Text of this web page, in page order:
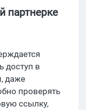
партнерке
доступ в
даже
проверять
ссылку,